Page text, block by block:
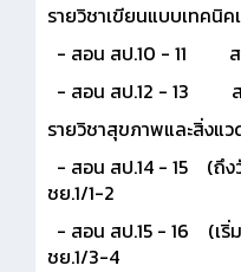
รายวิชาเขียนแบบเทคนิค
- สอน สป.10 - 11 ส
- สอน สป.12 - 13 ส
รายวิชาสุขภาพและสิ่งแ
- สอน สป.14 - 15 (
ชย.1/1-2
- สอน สป.15 - 16 (
ชย.1/3-4